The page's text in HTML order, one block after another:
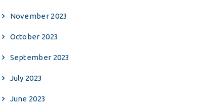
November 2023
October 2023
September 2023
July 2023
June 2023